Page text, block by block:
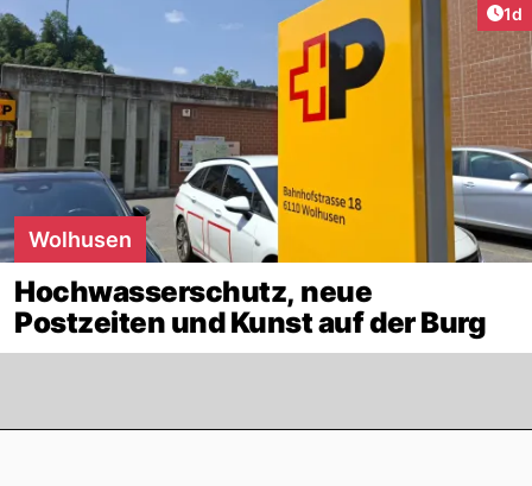
1d
Wolhusen
Hochwasserschutz, neue
Postzeiten und Kunst auf der Burg